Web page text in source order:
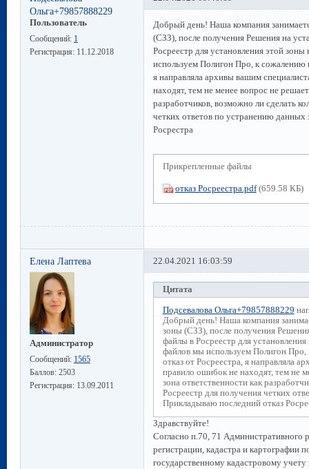
Ольга+79857888229
Пользователь
Сообщений: 1
Регистрация: 11.12.2018
Добрый день! Наша компания
(СЗЗ), после получения Решения на
Росреестр для установления этой
используем Полигон Про, к сожалению
я направляла архивы вашим
находят, тем не менее вопрос не
разработчиков, возможно ли сделать
четких ответов по устранению
Росрестра
Прикрепленные файлы
отказ Росреестра.pdf (659.58 КБ)
Елена Лаптева
Администратор
Сообщений: 1565
Баллов: 2503
Регистрация: 13.09.2011
22.04.2021 16:03:59
Цитата
Подсевалова Ольга+79857888229
Добрый день! Наша компания
зоны (СЗЗ), после получения
файлы в Росреестр для
файлов мы используем Полигон
отказ от Росреестра, я направляла
правило ошибок не находят, тем не
зона ответственности как
Росреестр для получения четких
Прикладываю последний отказ
Здравствуйте!
Согласно п.70, 71 Административного
регистрации, кадастра и картографии
государственному кадастровому